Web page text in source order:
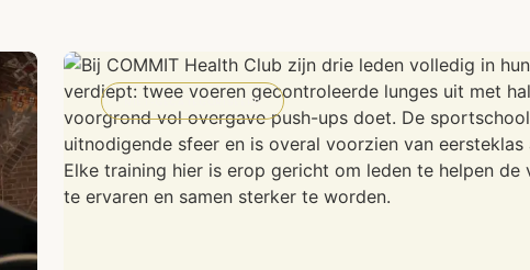
NIET-GECATEGORISEERD